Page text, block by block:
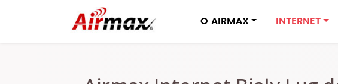
O AIRMAX INTERNET